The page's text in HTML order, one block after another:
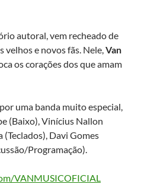
autoral, vem recheado de
velhos e novos fãs. Nele, Van
os corações dos que amam
uma banda muito especial,
(Baixo), Vinícius Nallon
Davi Gomes
Programação).
VANMUSICOFICIAL